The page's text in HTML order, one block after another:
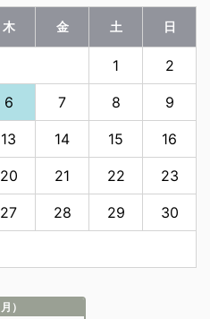
木 金 土 日
1 2
6 7 8 9
13 14 15 16
20 21 22 23
27 28 29 30